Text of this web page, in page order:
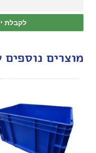
לקבלת
מוצרים נוספים